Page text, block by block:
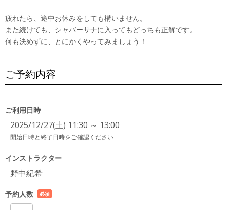
疲れたら、途中お休みをしても構いません。
また続けても、シャバーサナに入ってもどっちも正解です。
何も決めずに、とにかくやってみましょう！
ご予約内容
ご利用日時
2025/12/27(土) 11:30 ～ 13:00
開始日時と終了日時をご確認ください
インストラクター
野中紀希
予約人数
必須